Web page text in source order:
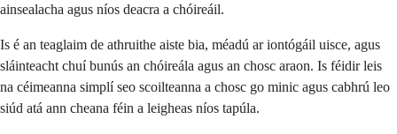
ainsealacha agus níos deacra a chóireáil.
Is é an teaglaim de athruithe aiste bia, méadú ar iontógáil uisce, agus
sláinteacht chuí bunús an chóireála agus an chosc araon. Is féidir leis
na céimeanna simplí seo scoilteanna a chosc go minic agus cabhrú leo
siúd atá ann cheana féin a leigheas níos tapúla.